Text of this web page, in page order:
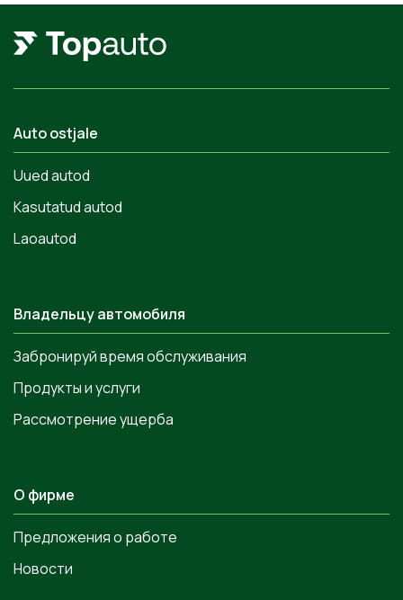
Auto ostjale
Uued autod
Kasutatud autod
Laoautod
Владельцу автомобиля
Забронируй время обслуживания
Продукты и услуги
Рассмотрение ущерба
О фирме
Предложения о работе
Новости